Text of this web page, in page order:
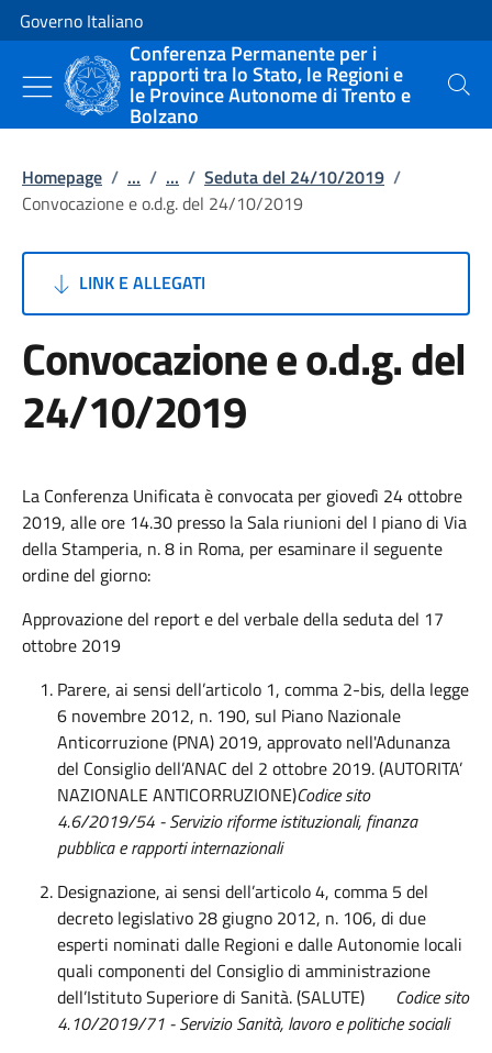
Vai al contenuto
Vai alla navigazione del sito
Governo Italiano
Conferenza Permanente per i
rapporti tra lo Stato, le Regioni e
le Province Autonome di Trento e
Bolzano
Cerca
Homepage / ... / ... / Seduta del 24/10/2019 /
Convocazione e o.d.g. del 24/10/2019
LINK E ALLEGATI
Convocazione e o.d.g. del
24/10/2019
La Conferenza Unificata è convocata per giovedì 24 ottobre
2019, alle ore 14.30 presso la Sala riunioni del I piano di Via
della Stamperia, n. 8 in Roma, per esaminare il seguente
ordine del giorno:
Approvazione del report e del verbale della seduta del 17
ottobre 2019
Parere, ai sensi dell’articolo 1, comma 2-bis, della legge
6 novembre 2012, n. 190, sul Piano Nazionale
Anticorruzione (PNA) 2019, approvato nell'Adunanza
del Consiglio dell’ANAC del 2 ottobre 2019. (AUTORITA’
NAZIONALE ANTICORRUZIONE)Codice sito
4.6/2019/54 - Servizio riforme istituzionali, finanza
pubblica e rapporti internazionali
Designazione, ai sensi dell’articolo 4, comma 5 del
decreto legislativo 28 giugno 2012, n. 106, di due
esperti nominati dalle Regioni e dalle Autonomie locali
quali componenti del Consiglio di amministrazione
dell’Istituto Superiore di Sanità. (SALUTE) Codice sito
4.10/2019/71 - Servizio Sanità, lavoro e politiche sociali